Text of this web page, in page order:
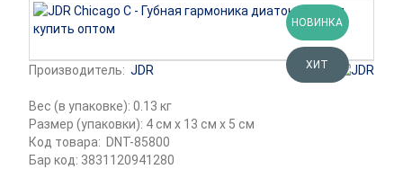
НОВИНКА
ХИТ
Производитель: JDR
Вес (в упаковке): 0.13 кг
Размер (упаковки): 4 см x 13 см x 5 см
Код товара: DNT-85800
Бар код: 3831120941280